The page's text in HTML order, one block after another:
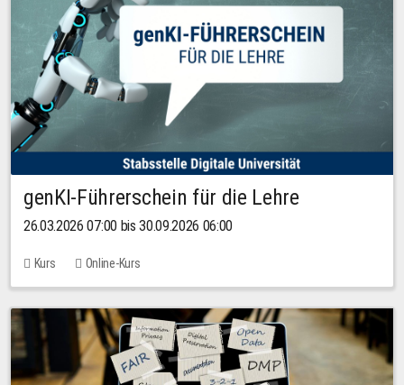
genKI-Führerschein für die Lehre
26.03.2026 07:00 bis 30.09.2026 06:00
Kurs Online-Kurs